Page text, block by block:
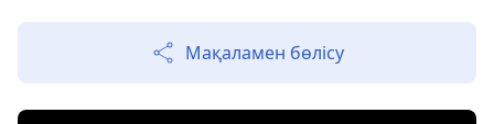
Мақаламен бөлісу